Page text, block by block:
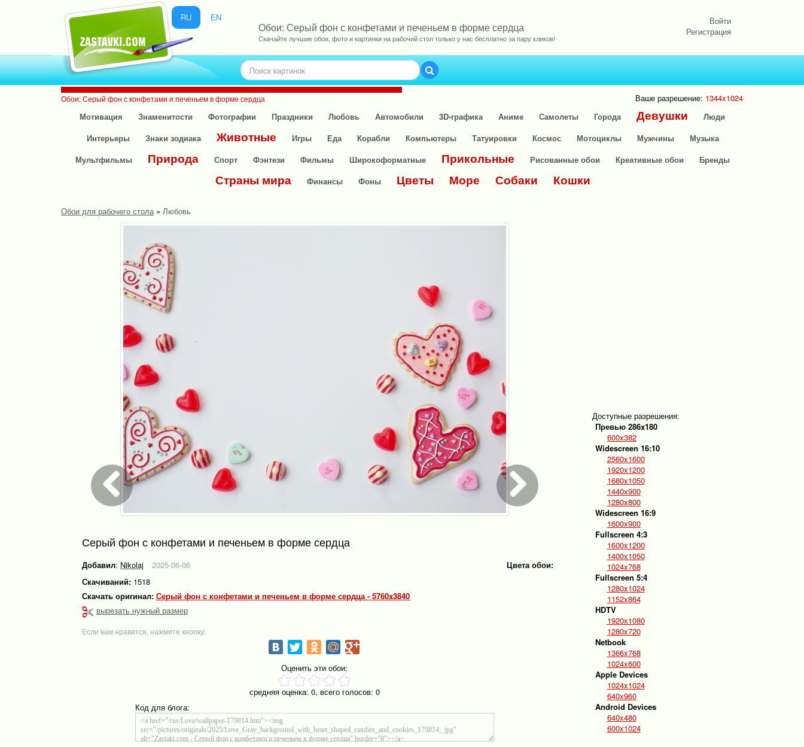
RU EN
Обои: Серый фон с конфетами и печеньем в форме сердца
Скачайте лучшие обои, фото и картинки на рабочий стол только у нас бесплатно за пару кликов!
Войти
Регистрация
Обои: Серый фон с конфетами и печеньем в форме сердца Ваше разрешение: 1344x1024
Мотивация
Знаменитости Фотографии Праздники Любовь Автомобили 3D-графика Аниме Самолеты Города Девушки
Люди
Интерьеры
Знаки зодиака Животные Игры Еда Корабли Компьютеры Татуировки Космос Мотоциклы Мужчины
Музыка
Мультфильмы
Природа Спорт Фэнтези Фильмы Широкоформатные Прикольные Рисованные обои Креативные обои Бренды
Страны мира Финансы Фоны Цветы Море Собаки Кошки
Обои для рабочего стола» Любовь
Серый фон с конфетами и печеньем в форме сердца
Добавил: Nikolaj
2025-06-06
Скачиваний: 1518
Скачать оригинал:
Серый фон с конфетами и печеньем в форме сердца - 5760x3840
вырезать нужный размер
Цвета обои:
Если вам нравится, нажмите кнопку:
Оценить эти обои:
средняя оценка: 0, всего голосов: 0
Код для блога:
Доступные разрешения:
Превью 286x180
600x382
Widescreen 16:10
2560x1600
1920x1200
1680x1050
1440x900
1280x800
Widescreen 16:9
1600x900
Fullscreen 4:3
1600x1200
1400x1050
1024x768
Fullscreen 5:4
1280x1024
1152x864
HDTV
1920x1080
1280x720
Netbook
1366x768
1024x600
Apple Devices
1024x1024
640x960
Android Devices
640x480
600x1024